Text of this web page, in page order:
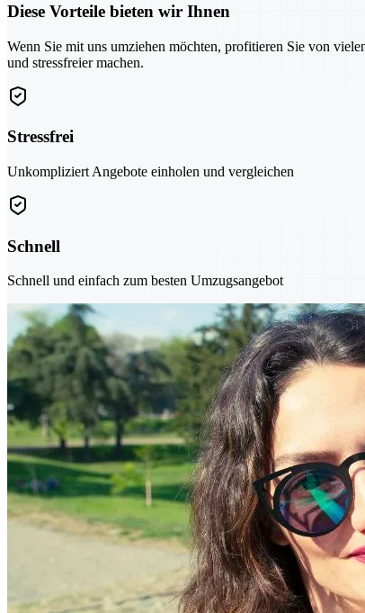
Diese Vorteile bieten wir Ihnen
Wenn Sie mit uns umziehen möchten, profitieren Sie von
und stressfreier machen.
Stressfrei
Unkompliziert Angebote einholen und vergleichen
Schnell
Schnell und einfach zum besten Umzugsangebot